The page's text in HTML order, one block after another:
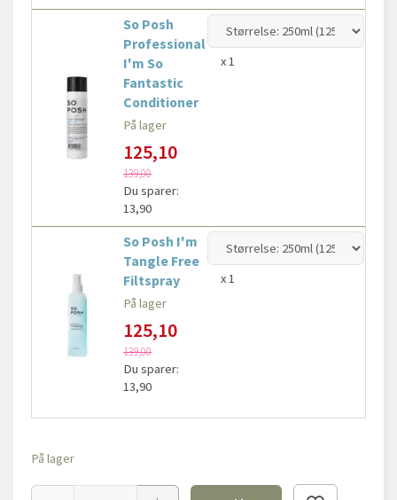
So Posh
Professional
I'm So
Fantastic
Conditioner
På lager
125,10
139,00
Du sparer:
13,90
x 1
So Posh I'm
Tangle Free
Filtspray
På lager
125,10
139,00
Du sparer:
13,90
x 1
På lager